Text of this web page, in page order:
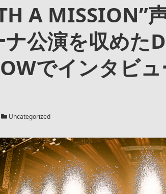
A MISSION”
公演を収めた
でインタビ
カテゴリー
Uncategorized